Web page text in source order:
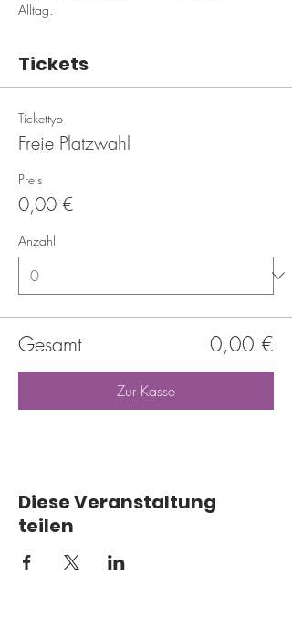
Alltag.
Tickets
Tickettyp
Freie Platzwahl
Preis
0,00 €
Anzahl
Gesamt 0,00 €
Zur Kasse
Diese Veranstaltung
teilen